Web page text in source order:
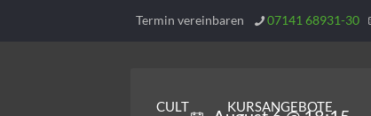
Termin vereinbaren 07141 68931-30
CULT KURSANGEBOTE